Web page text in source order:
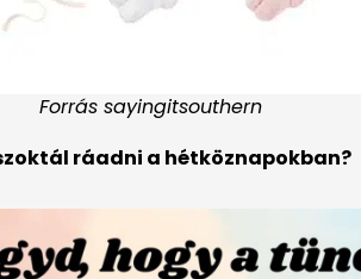
Forrás sayingitsouthern
ráadni a hétköznapokban?